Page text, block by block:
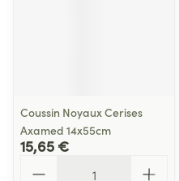
Coussin Noyaux Cerises
Axamed 14x55cm
15,65 €